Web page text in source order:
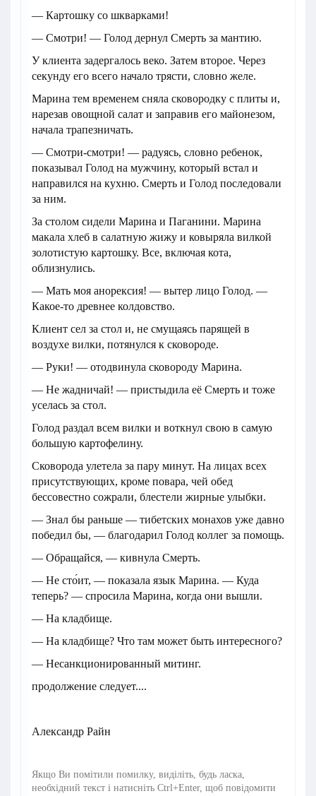
— Картошку со шкварками!
— Смотри! — Голод дернул Смерть за мантию.
У клиента задергалось веко. Затем второе. Через
секунду его всего начало трясти, словно желе.
Марина тем временем сняла сковородку с плиты и,
нарезав овощной салат и заправив его майонезом,
начала трапезничать.
— Смотри-смотри! — радуясь, словно ребенок,
показывал Голод на мужчину, который встал и
направился на кухню. Смерть и Голод последовали
за ним.
За столом сидели Марина и Паганини. Марина
макала хлеб в салатную жижу и ковыряла вилкой
золотистую картошку. Все, включая кота,
облизнулись.
— Мать моя анорексия! — вытер лицо Голод. —
Какое-то древнее колдовство.
Клиент сел за стол и, не смущаясь парящей в
воздухе вилки, потянулся к сковороде.
— Руки! — отодвинула сковороду Марина.
— Не жадничай! — пристыдила её Смерть и тоже
уселась за стол.
Голод раздал всем вилки и воткнул свою в самую
большую картофелину.
Сковорода улетела за пару минут. На лицах всех
присутствующих, кроме повара, чей обед
бессовестно сожрали, блестели жирные улыбки.
— Знал бы раньше — тибетских монахов уже давно
победил бы, — благодарил Голод коллег за помощь.
— Обращайся, — кивнула Смерть.
— Не сто́ит, — показала язык Марина. — Куда
теперь? — спросила Марина, когда они вышли.
— На кладбище.
— На кладбище? Что там может быть интересного?
— Несанкционированный митинг.
продолжение следует....
Александр Райн
Якщо Ви помітили помилку, виділіть, будь ласка,
необхідний текст і натисніть Ctrl+Enter, щоб повідомити